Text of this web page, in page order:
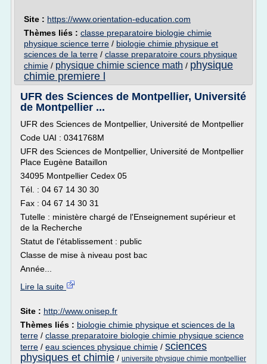
Site : https://www.orientation-education.com
Thèmes liés : classe preparatoire biologie chimie
physique science terre / biologie chimie physique et
sciences de la terre / classe preparatoire cours physique
chimie / physique chimie science math / physique
chimie premiere l
UFR des Sciences de Montpellier, Université
de Montpellier ...
UFR des Sciences de Montpellier, Université de Montpellier
Code UAI : 0341768M
UFR des Sciences de Montpellier, Université de Montpellier
Place Eugène Bataillon
34095 Montpellier Cedex 05
Tél. : 04 67 14 30 30
Fax : 04 67 14 30 31
Tutelle : ministère chargé de l'Enseignement supérieur et
de la Recherche
Statut de l'établissement : public
Classe de mise à niveau post bac
Année...
Lire la suite
Site : http://www.onisep.fr
Thèmes liés : biologie chimie physique et sciences de la
terre / classe preparatoire biologie chimie physique science
terre / eau sciences physique chimie / sciences
physiques et chimie / universite physique chimie montpellier